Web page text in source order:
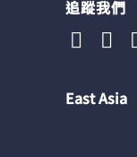
追蹤我們
East Asia